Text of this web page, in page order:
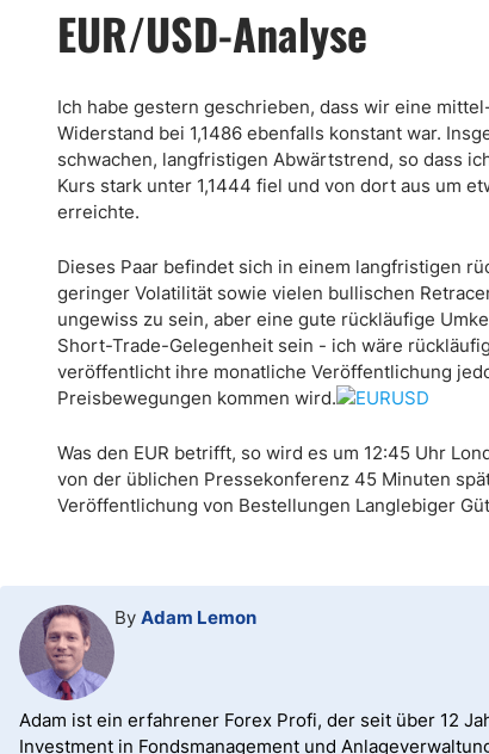
EUR/USD-Analyse
Ich habe gestern geschrieben, dass wir eine
Widerstand bei 1,1486 ebenfalls konstant war.
schwachen, langfristigen Abwärtstrend, so dass
Kurs stark unter 1,1444 fiel und von dort aus um
erreichte.
Dieses Paar befindet sich in einem langfristigen
geringer Volatilität sowie vielen bullischen
ungewiss zu sein, aber eine gute rückläufige
Short-Trade-Gelegenheit sein - ich wäre
veröffentlicht ihre monatliche Veröffentlichung
Preisbewegungen kommen wird.
Was den EUR betrifft, so wird es um 12:45 Uhr
von der üblichen Pressekonferenz 45 Minuten
Veröffentlichung von Bestellungen Langlebiger
By Adam Lemon
Adam ist ein erfahrener Forex Profi, der seit über 12
Investment in Fondsmanagement und